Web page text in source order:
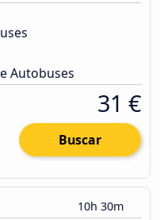
Autobuses
31 €
Buscar
10h 30m